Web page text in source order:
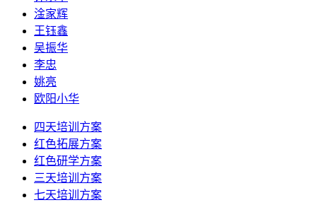
淦家辉
王钰鑫
吴振华
李忠
姚亮
欧阳小华
四天培训方案
红色拓展方案
红色研学方案
三天培训方案
七天培训方案